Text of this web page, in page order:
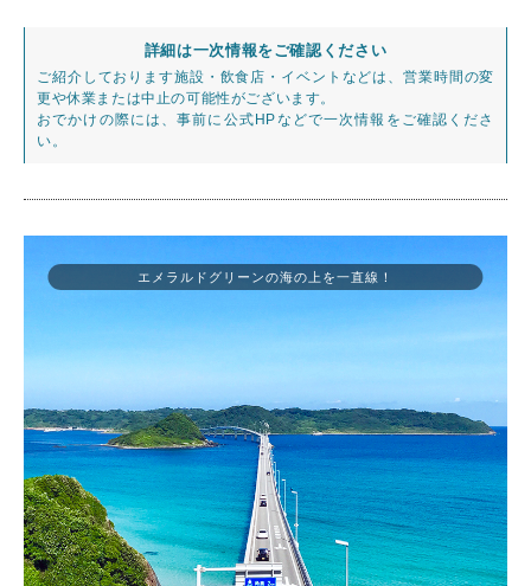
詳細は一次情報をご確認ください
ご紹介しております施設・飲食店・イベントなどは、営業時間の変
更や休業または中止の可能性がございます。
おでかけの際には、事前に公式HPなどで一次情報をご確認くださ
い。
エメラルドグリーンの海の上を一直線！